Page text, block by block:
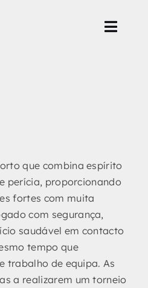
que combina espírito
perícia, proporcionando
fortes com muita
com segurança,
saudável em contacto
tempo que
trabalho de equipa. As
a realizarem um torneio